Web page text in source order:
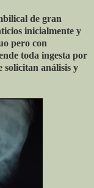
de gran
inicialmente y
pero con
toda ingesta por
solicitan análisis y